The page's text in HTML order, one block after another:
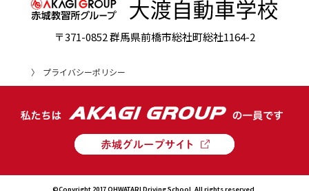
〒371-0852 群馬県前橋市総社町総社1164-2
プライバシーポリシー
©Copyright 2017 OHWATARI Driving School. All rights reserved.